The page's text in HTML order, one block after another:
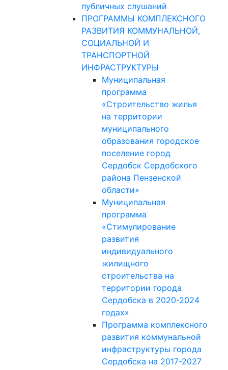
публичных слушаний
ПРОГРАММЫ КОМПЛЕКСНОГО
РАЗВИТИЯ КОММУНАЛЬНОЙ,
СОЦИАЛЬНОЙ И
ТРАНСПОРТНОЙ
ИНФРАСТРУКТУРЫ
Муниципальная
программа
«Строительство жилья
на территории
муниципального
образования городское
поселение город
Сердобск Сердобского
района Пензенской
области»
Муниципальная
программа
«Стимулирование
развития
индивидуального
жилищного
строительства на
территории города
Сердобска в 2020-2024
годах»
Программа комплексного
развития коммунальной
инфраструктуры города
Сердобска на 2017-2027